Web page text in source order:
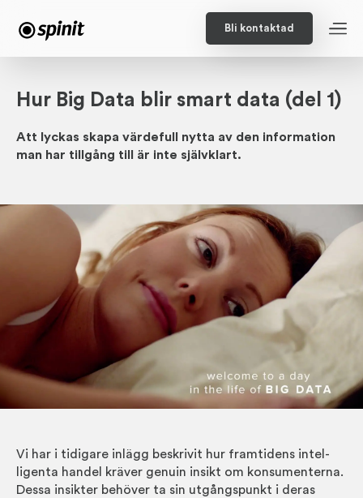
Bli kontaktad
Hur Big Data blir smart data (del 1)
Att lyckas skapa värde­full nytta av den in­forma­tion
man har tillgång till är inte själv­klart.
Vi har i tidigare inlägg be­skrivit hur fram­tidens intel­
ligenta handel kräver genuin in­sikt om kon­sum­ent­erna.
Dessa in­sikter behöver ta sin ut­gångs­punkt i deras